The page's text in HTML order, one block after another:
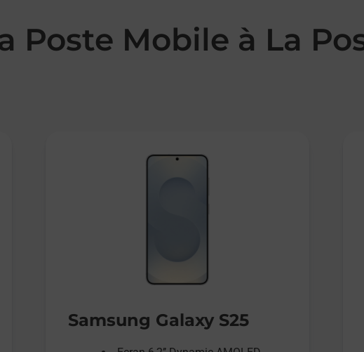
Poste Mobile à La
Samsung Galaxy S25